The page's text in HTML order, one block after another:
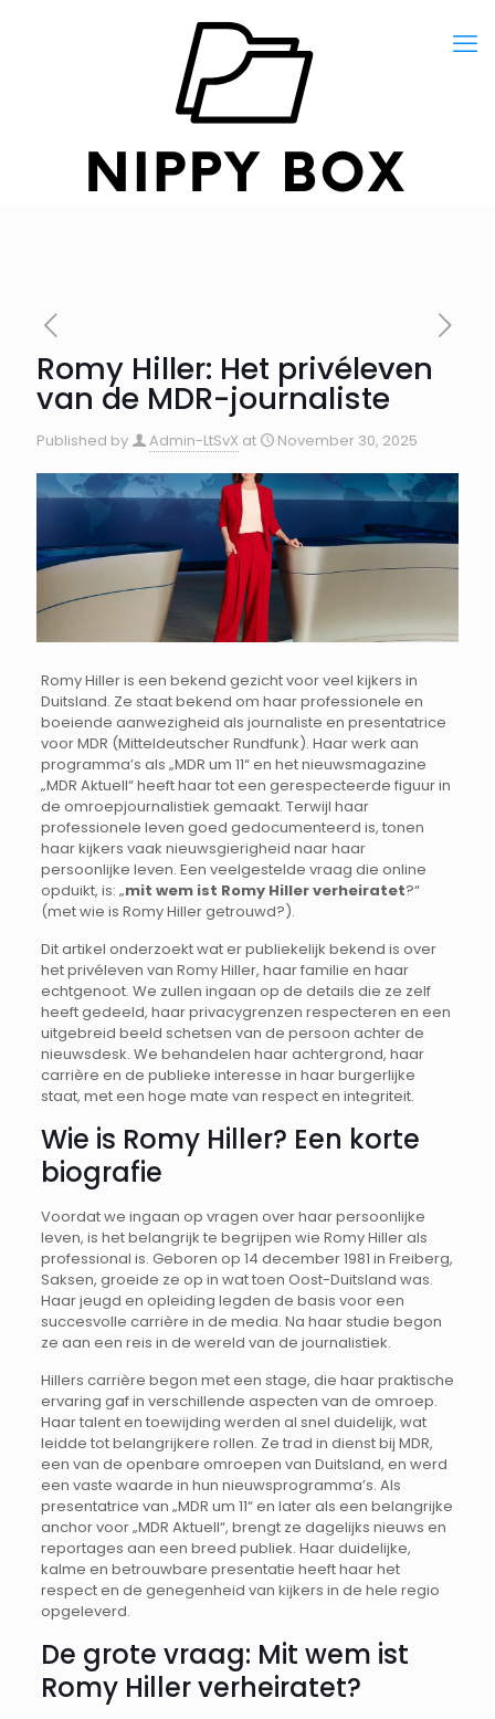
Romy Hiller: Het privéleven
van de MDR-journaliste
Published by Admin-LtSvX at November 30, 2025
Romy Hiller is een bekend gezicht voor veel kijkers in
Duitsland. Ze staat bekend om haar professionele en
boeiende aanwezigheid als journaliste en presentatrice
voor MDR (Mitteldeutscher Rundfunk). Haar werk aan
programma’s als „MDR um 11“ en het nieuwsmagazine
„MDR Aktuell“ heeft haar tot een gerespecteerde figuur in
de omroepjournalistiek gemaakt. Terwijl haar
professionele leven goed gedocumenteerd is, tonen
haar kijkers vaak nieuwsgierigheid naar haar
persoonlijke leven. Een veelgestelde vraag die online
opduikt, is: „mit wem ist Romy Hiller verheiratet?“
(met wie is Romy Hiller getrouwd?).
Dit artikel onderzoekt wat er publiekelijk bekend is over
het privéleven van Romy Hiller, haar familie en haar
echtgenoot. We zullen ingaan op de details die ze zelf
heeft gedeeld, haar privacygrenzen respecteren en een
uitgebreid beeld schetsen van de persoon achter de
nieuwsdesk. We behandelen haar achtergrond, haar
carrière en de publieke interesse in haar burgerlijke
staat, met een hoge mate van respect en integriteit.
Wie is Romy Hiller? Een korte
biografie
Voordat we ingaan op vragen over haar persoonlijke
leven, is het belangrijk te begrijpen wie Romy Hiller als
professional is. Geboren op 14 december 1981 in Freiberg,
Saksen, groeide ze op in wat toen Oost-Duitsland was.
Haar jeugd en opleiding legden de basis voor een
succesvolle carrière in de media. Na haar studie begon
ze aan een reis in de wereld van de journalistiek.
Hillers carrière begon met een stage, die haar praktische
ervaring gaf in verschillende aspecten van de omroep.
Haar talent en toewijding werden al snel duidelijk, wat
leidde tot belangrijkere rollen. Ze trad in dienst bij MDR,
een van de openbare omroepen van Duitsland, en werd
een vaste waarde in hun nieuwsprogramma’s. Als
presentatrice van „MDR um 11“ en later als een belangrijke
anchor voor „MDR Aktuell“, brengt ze dagelijks nieuws en
reportages aan een breed publiek. Haar duidelijke,
kalme en betrouwbare presentatie heeft haar het
respect en de genegenheid van kijkers in de hele regio
opgeleverd.
De grote vraag: Mit wem ist
Romy Hiller verheiratet?